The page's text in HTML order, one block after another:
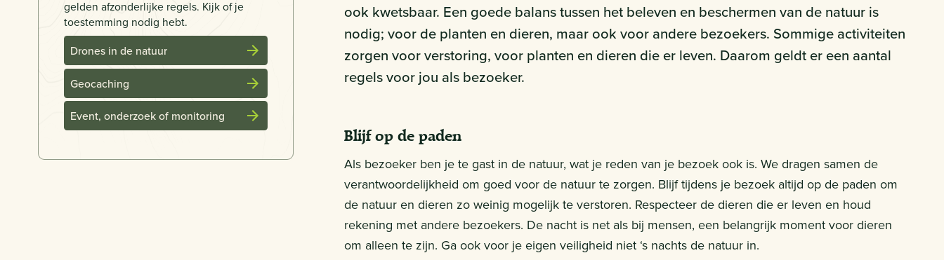
gelden afzonderlijke regels. Kijk of je
toestemming nodig hebt.
Drones in de natuur
Geocaching
Event, onderzoek of monitoring
ook kwetsbaar. Een goede balans tussen het beleven en beschermen van de natuur is
nodig; voor de planten en dieren, maar ook voor andere bezoekers. Sommige activiteiten
zorgen voor verstoring, voor planten en dieren die er leven. Daarom geldt er een aantal
regels voor jou als bezoeker.
Blijf op de paden
Als bezoeker ben je te gast in de natuur, wat je reden van je bezoek ook is. We dragen samen de
verantwoordelijkheid om goed voor de natuur te zorgen. Blijf tijdens je bezoek altijd op de paden om
de natuur en dieren zo weinig mogelijk te verstoren. Respecteer de dieren die er leven en houd
rekening met andere bezoekers. De nacht is net als bij mensen, een belangrijk moment voor dieren
om alleen te zijn. Ga ook voor je eigen veiligheid niet ‘s nachts de natuur in.